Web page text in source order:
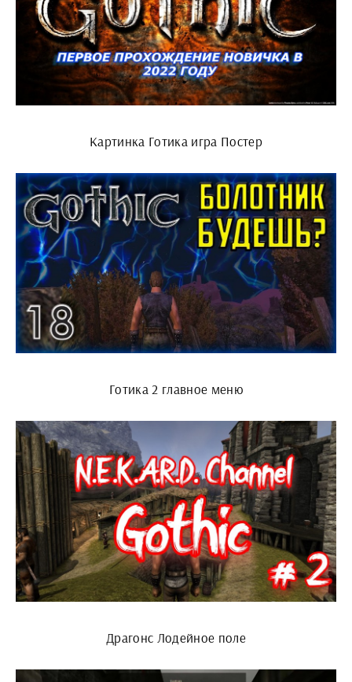
Картинка Готика игра Постер
Готика 2 главное меню
Драгонс Лодейное поле